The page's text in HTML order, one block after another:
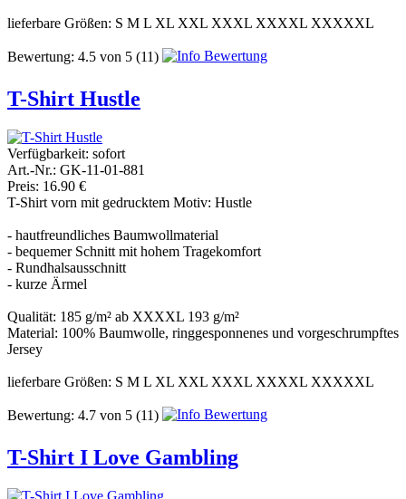
lieferbare Größen: S M L XL XXL XXXL XXXXL XXXXXL
Bewertung: 4.5 von 5 (11)
T-Shirt Hustle
Verfügbarkeit: sofort
Art.-Nr.: GK-11-01-881
Preis: 16.90 €
T-Shirt vorn mit gedrucktem Motiv: Hustle
- hautfreundliches Baumwollmaterial
- bequemer Schnitt mit hohem Tragekomfort
- Rundhalsausschnitt
- kurze Ärmel
Qualität: 185 g/m² ab XXXXL 193 g/m²
Material: 100% Baumwolle, ringgesponnenes und vorgeschrumpftes
Jersey
lieferbare Größen: S M L XL XXL XXXL XXXXL XXXXXL
Bewertung: 4.7 von 5 (11)
T-Shirt I Love Gambling